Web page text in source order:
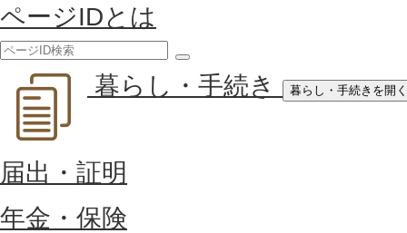
ページIDとは
索
暮らし・手続き 暮らし・手続きを開く
届出・証明
年金・保険